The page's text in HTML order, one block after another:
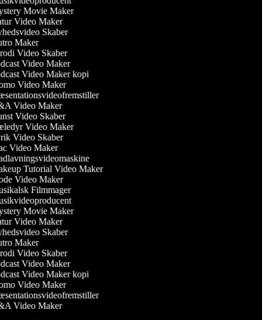
Movie Maker
Video Maker
Skaber
Maker
Video Skaber
Video Maker
Video Maker kopi
Video Maker
Video Maker
Video Skaber
Video Maker
Video Skaber
Video Maker
Tutorial Video Maker
Video Maker
Filmmager
Movie Maker
Video Maker
Skaber
Maker
Video Skaber
Video Maker
Video Maker kopi
Video Maker
Video Maker